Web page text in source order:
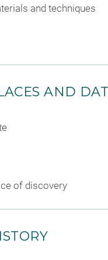
and techniques
AND
of discovery